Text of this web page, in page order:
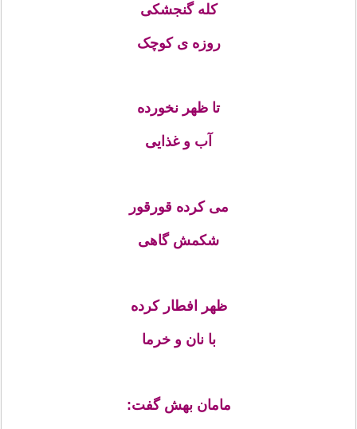
کله گنجشکی
روزه ی کوچک
تا ظهر نخورده
آب و غذایی
می کرده قورقور
شکمش گاهی
ظهر افطار کرده
با نان و خرما
مامان بهش گفت: